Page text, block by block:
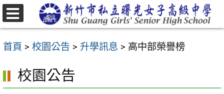
跳
至
要
容
首頁 > 校園公告 > 升學訊息 > 高中部榮譽榜
校園公告
選
單